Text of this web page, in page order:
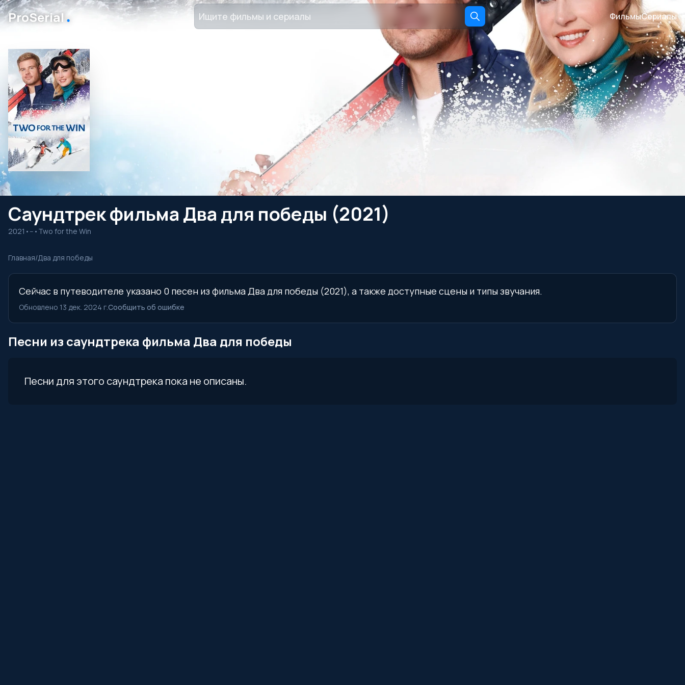
ProSerial ․ ФильмыСериалы
Саундтрек фильма Два для победы (2021)
2021 • -- • Two for the Win
Главная/Два для победы
Сейчас в путеводителе указано 0 песен из фильма Два для победы (2021), а также доступные сцены и типы звучания.
Обновлено 13 дек. 2024 г.Сообщить об ошибке
Песни из саундтрека фильма Два для победы
Песни для этого саундтрека пока не описаны.